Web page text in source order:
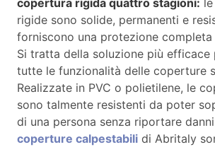
copertura rigida quattro stagioni:
rigide sono solide, permanenti e
forniscono una protezione completa
Si tratta della soluzione più efficace
tutte le funzionalità delle coperture
Realizzate in PVC o polietilene, le
sono talmente resistenti da poter
di una persona senza riportare
coperture calpestabili di Abritaly